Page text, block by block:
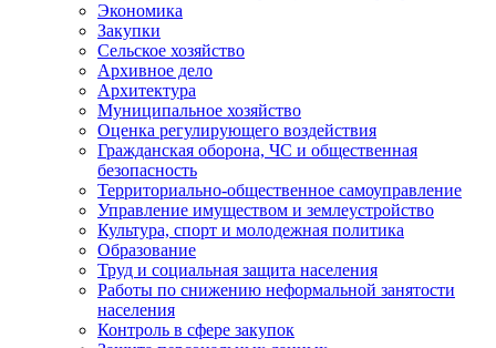
Экономика
Закупки
Сельское хозяйство
Архивное дело
Архитектура
Муниципальное хозяйство
Оценка регулирующего воздействия
Гражданская оборона, ЧС и общественная
безопасность
Территориально-общественное самоуправление
Управление имуществом и землеустройство
Культура, спорт и молодежная политика
Образование
Труд и социальная защита населения
Работы по снижению неформальной занятости
населения
Контроль в сфере закупок